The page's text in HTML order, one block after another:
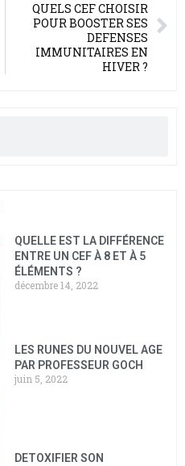
QUELS CEF CHOISIR
POUR BOOSTER SES
DEFENSES
IMMUNITAIRES EN
HIVER ?
QUELLE EST LA DIFFÉRENCE
ENTRE UN CEF À 8 ET À 5
ÉLÉMENTS ?
décembre 14, 2022
LES RUNES DU NOUVEL AGE
PAR PROFESSEUR GOCH
juin 5, 2022
DETOXIFIER SON